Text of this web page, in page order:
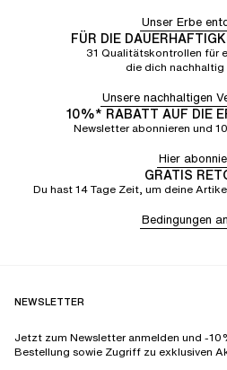
Unser Erbe
FÜR DIE
31 Qualitätskontrollen für
die dich
Unsere nachhaltigen
10%* RABATT AUF DIE
Newsletter abonnieren und
Hier
GRATIS
Du hast 14 Tage Zeit, um deine
Bedingungen
NEWSLETTER
Jetzt zum Newsletter anmelden und -
Bestellung sowie Zugriff zu exklusiven